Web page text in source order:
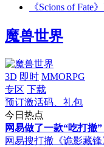
《Scions of Fate
魔兽世界
3D 即时 MMORPG
专区 下载
预订激活码、礼包
今日热点
网易做了一款“吃打撤
网易搜打撤《诡影藏